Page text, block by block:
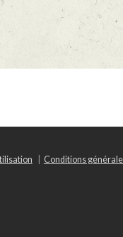
Conditions